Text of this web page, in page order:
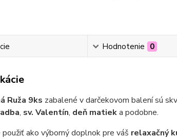
Hodnotenie 0
Ruža 9ks zabalené v darčekovom balení sú
, sv. Valentín, deň matieka podobne.
ako výborný doplnok pre váš relaxačný